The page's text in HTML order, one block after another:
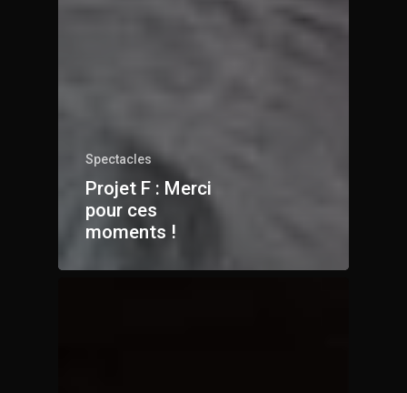
Spectacles
Projet F : Merci
pour ces
moments !